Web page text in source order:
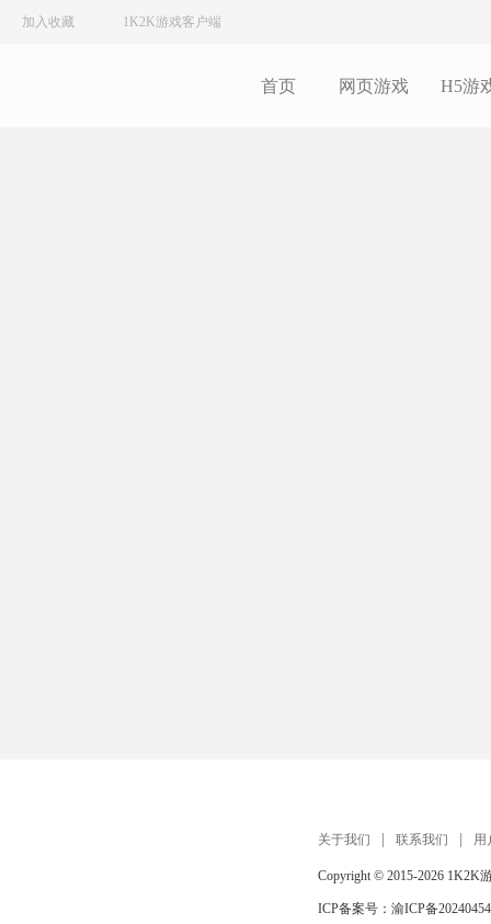
加入收藏 1K2K游戏客户端
首页 网页游戏 H5游
关于我们 联系我们 用
Copyright © 2015-2026 1K2K
ICP备案号： 渝ICP备